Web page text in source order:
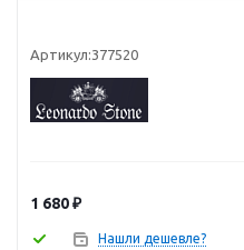
Артикул:377520
1 680₽
Нашли дешевле?